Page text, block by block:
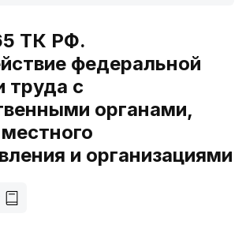
ТК РФ.
федеральной
труда с
органами,
и организациями